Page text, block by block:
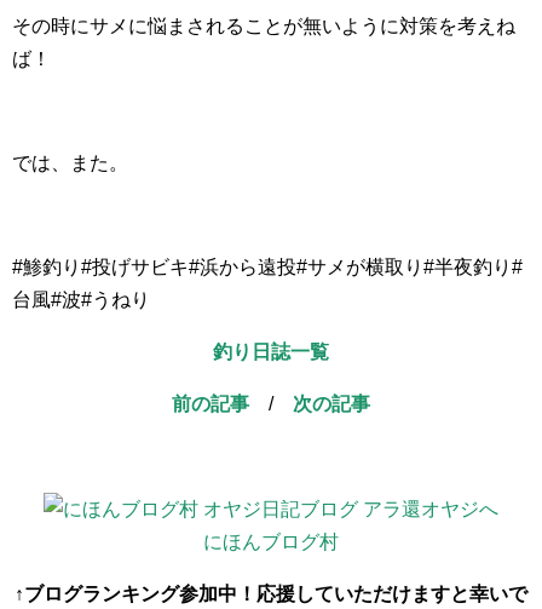
その時にサメに悩まされることが無いように対策を考えね
ば！
では、また。
#鯵釣り#投げサビキ#浜から遠投#サメが横取り#半夜釣り#
台風#波#うねり
釣り日誌一覧
前の記事 / 次の記事
にほんブログ村
↑ブログランキング参加中！応援していただけますと幸いで